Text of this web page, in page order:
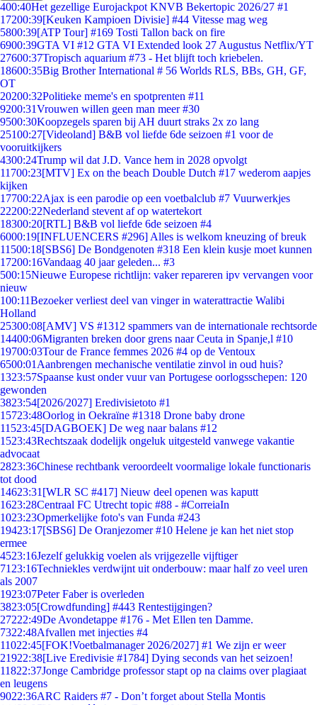
400:40Het gezellige Eurojackpot KNVB Bekertopic 2026/27 #1
17200:39[Keuken Kampioen Divisie] #44 Vitesse mag weg
5800:39[ATP Tour] #169 Tosti Tallon back on fire
6900:39GTA VI #12 GTA VI Extended look 27 Augustus Netflix/YT
27600:37Tropisch aquarium #73 - Het blijft toch kriebelen.
18600:35Big Brother International # 56 Worlds RLS, BBs, GH, GF,
OT
20200:32Politieke meme's en spotprenten #11
9200:31Vrouwen willen geen man meer #30
9500:30Koopzegels sparen bij AH duurt straks 2x zo lang
25100:27[Videoland] B&B vol liefde 6de seizoen #1 voor de
vooruitkijkers
4300:24Trump wil dat J.D. Vance hem in 2028 opvolgt
11700:23[MTV] Ex on the beach Double Dutch #17 wederom aapjes
kijken
17700:22Ajax is een parodie op een voetbalclub #7 Vuurwerkjes
22200:22Nederland stevent af op watertekort
18300:20[RTL] B&B vol liefde 6de seizoen #4
6000:19[INFLUENCERS #296] Alles is welkom kneuzing of breuk
11500:18[SBS6] De Bondgenoten #318 Een klein kusje moet kunnen
17200:16Vandaag 40 jaar geleden... #3
500:15Nieuwe Europese richtlijn: vaker repareren ipv vervangen voor
nieuw
100:11Bezoeker verliest deel van vinger in waterattractie Walibi
Holland
25300:08[AMV] VS #1312 spammers van de internationale rechtsorde
14400:06Migranten breken door grens naar Ceuta in Spanje,l #10
19700:03Tour de France femmes 2026 #4 op de Ventoux
6500:01 Aanbrengen mechanische ventilatie zinvol in oud huis?
1323:57Spaanse kust onder vuur van Portugese oorlogsschepen: 120
gewonden
3823:54[2026/2027] Eredivisietoto #1
15723:48Oorlog in Oekraïne #1318 Drone baby drone
11523:45[DAGBOEK] De weg naar balans #12
1523:43Rechtszaak dodelijk ongeluk uitgesteld vanwege vakantie
advocaat
2823:36Chinese rechtbank veroordeelt voormalige lokale functionaris
tot dood
14623:31 [WLR SC #417] Nieuw deel openen was kaputt
1623:28Centraal FC Utrecht topic #88 - #CorreiaIn
1023:23Opmerkelijke foto's van Funda #243
19423:17[SBS6] De Oranjezomer #10 Helene je kan het niet stop
ermee
4523:16Jezelf gelukkig voelen als vrijgezelle vijftiger
71 23:16Techniekles verdwijnt uit onderbouw: maar half zo veel uren
als 2007
1923:07Peter Faber is overleden
3823:05[Crowdfunding] #443 Rentestijgingen?
27222:49De Avondetappe #176 - Met Ellen ten Damme.
7322:48Afvallen met injecties #4
11022:45[FOK!Voetbalmanager 2026/2027] #1 We zijn er weer
21922:38[Live Eredivisie #1784] Dying seconds van het seizoen!
11822:37Jonge Cambridge professor stapt op na claims over plagiaat
en leugens
9022:36ARC Raiders #7 - Don’t forget about Stella Montis